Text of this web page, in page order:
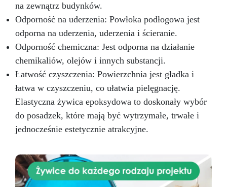
na zewnątrz budynków.
Odporność na uderzenia: Powłoka podłogowa jest
odporna na uderzenia, uderzenia i ścieranie.
Odporność chemiczna: Jest odporna na działanie
chemikaliów, olejów i innych substancji.
Łatwość czyszczenia: Powierzchnia jest gładka i
łatwa w czyszczeniu, co ułatwia pielęgnację.
Elastyczna żywica epoksydowa to doskonały wybór
do posadzek, które mają być wytrzymałe, trwałe i
jednocześnie estetycznie atrakcyjne.